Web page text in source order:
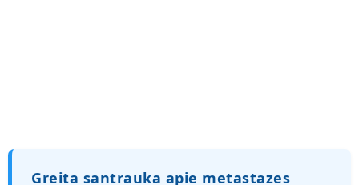
Greita santrauka apie metastazes